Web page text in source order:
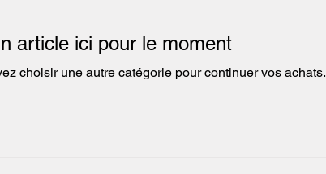
article ici pour le moment
choisir une autre catégorie pour continuer vos achats.